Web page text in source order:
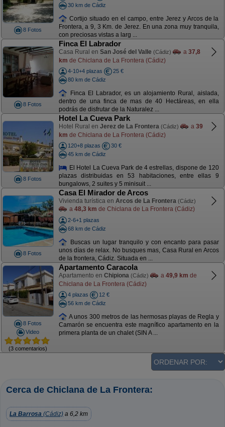
8 Fotos
30 km de Cádiz
Cortijo situado en el campo, entre Jerez y Arcos de la
Frontera, a 9, 3 Km. de Jerez. En una zona muy tranquila,
con preciosas vistas a larg ...
8 Fotos
Finca El Labrador
Casa Rural en San José del Valle (Cádiz) a 37,8
km de Chiclana de La Frontera (Cádiz)
4-10+4 plazas
25 €
80 km de Cádiz
Finca El Labrador, es un alojamiento Rural, aislada,
dentro de una finca de mas de 40 Hectáreas, en ella
podrás de disfrutar de la Naturalez ...
8 Fotos
Hotel La Cueva Park
Hotel Rural en Jerez de La Frontera (Cádiz) a 39
km de Chiclana de La Frontera (Cádiz)
120+8 plazas
30 €
45 km de Cádiz
El Hotel La Cueva Park de 4 estrellas, dispone de 120
plazas distribuidas en 53 habitaciones, entre ellas 9
bungalows, 2 suites y 5 minisuit ...
8 Fotos
Casa El Mirador de Arcos
Vivienda turística en Arcos de La Frontera (Cádiz)
a 48,3 km de Chiclana de La Frontera (Cádiz)
2-6+1 plazas
68 km de Cádiz
Buscas un lugar tranquilo y con encanto para pasar
unos días de relax. No busques mas, Casa Rural en Arcos
de la frontera, Cádiz. Situada en ...
8 Fotos
Video
(3 comentarios)
Apartamento Caracola
Apartamento en Chipiona (Cádiz) a 49,9 km de
Chiclana de La Frontera (Cádiz)
4 plazas
12 €
56 km de Cádiz
A unos 300 metros de las hermosas playas de Regla y
Camarón se encuentra este magnífico apartamento en la
primera planta de un chalet (SIN A ...
Cerca de Chiclana de La Frontera:
La Barrosa (Cádiz) a 6,2 km